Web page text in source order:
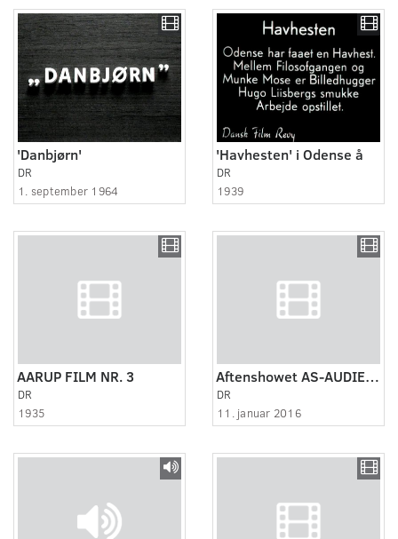
'Danbjørn'
DR
1. september 1964
'Havhesten' i Odense å
DR
1939
AARUP FILM NR. 3
DR
1935
Aftenshowet AS-AUDIENS-NYNYNYNY
DR
11. januar 2016